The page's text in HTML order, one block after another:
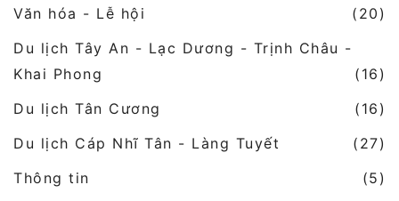
Văn hóa - Lễ hội
(20)
Du lịch Tây An - Lạc Dương - Trịnh Châu -
Khai Phong
(16)
Du lịch Tân Cương
(16)
Du lịch Cáp Nhĩ Tân - Làng Tuyết
(27)
Thông tin
(5)